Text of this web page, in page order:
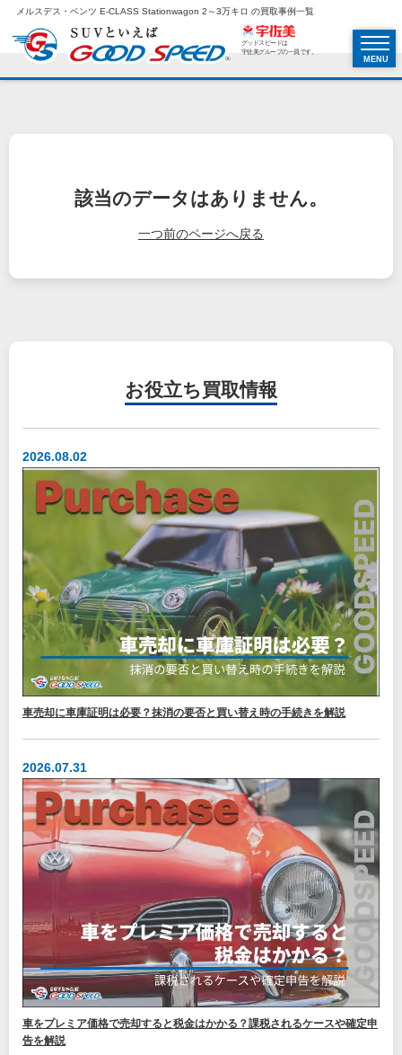
メルスデス・ベンツ E-CLASS Stationwagon 2～3万キロ の買取事例一覧
グッドスピードは
宇佐美グループの一員です。
MENU
該当のデータはありません。
一つ前のページへ戻る
お役立ち 買取情報
2026.08.02
車売却に車庫証明は必要？抹消の要否と買い替え時の手続きを解説
2026.07.31
車をプレミア価格で売却すると税金はかかる？課税されるケースや確定申
告を解説